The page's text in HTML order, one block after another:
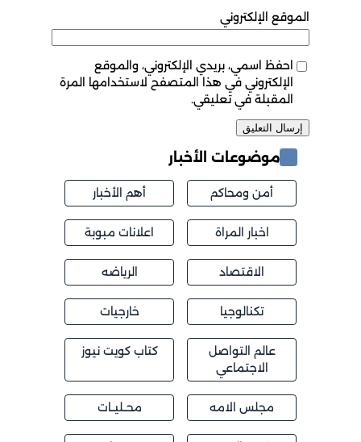
الموقع الإلكتروني
احفظ اسمي، بريدي الإلكتروني، والموقع
الإلكتروني في هذا المتصفح لاستخدامها المرة
المقبلة في تعليقي.
موضوعات الأخبار
أمن ومحاكم أهم الأخبار
اخبار المراة اعلانات مبوبة
الاقتصاد الرياضه
تكنالوجيا خارجيات
عالم التواصل
الاجتماعي
كتاب كويت نيوز
مجلس الامه محــليــات